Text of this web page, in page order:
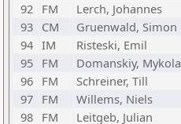
92
FM Lerch, Johannes
93
CM Gruenwald, Simon
94 IM Risteski, Emil
95
FM Domanskiy, Mykola
96
FM Schreiner, Till
97
FM Willems, Niels
98
FM Leitgeb, Julian